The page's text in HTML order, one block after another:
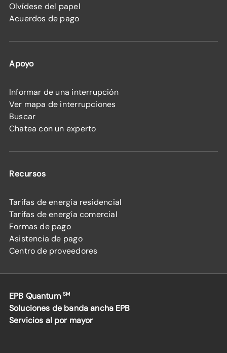
Olvídese del papel
Acuerdos de pago
Apoyo
Informar de una interrupción
Ver mapa de interrupciones
Buscar
Chatea con un experto
Recursos
Tarifas de energía residencial
Tarifas de energía comercial
Formas de pago
Asistencia de pago
Centro de proveedores
EPB Quantum SM
Soluciones de banda ancha EPB
Servicios al por mayor